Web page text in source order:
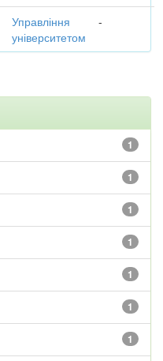
Управління
університетом
-
1
1
1
1
1
1
1